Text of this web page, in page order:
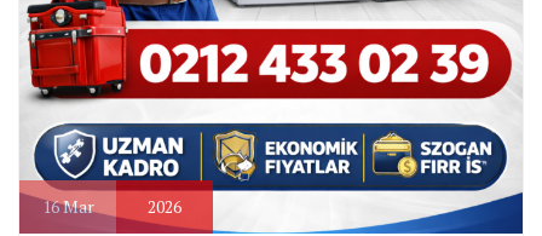
16Mar 2026